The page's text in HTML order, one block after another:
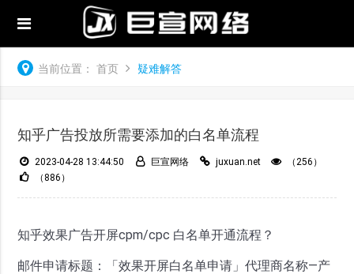
当前位置： 首页 疑难解答
知乎广告投放所需要添加的白名单流程
2023-04-28 13:44:50 巨宣网络 juxuan.net
（256）
（886）
知乎效果广告开屏cpm/cpc 白名单开通流程？
邮件申请标题：「效果开屏白名单申请」代理商名称—产